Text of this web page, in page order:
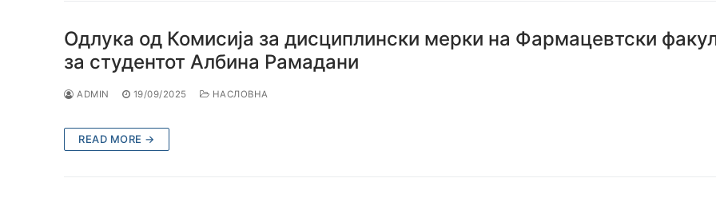
Одлука од Комисија за дисциплински мерки на Фармацевтски
за студентот Албина Рамадани
ADMIN 19/09/2025 НАСЛОВНА
READ MORE →